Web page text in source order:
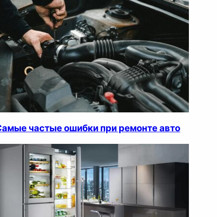
частые ошибки при ремонте авто